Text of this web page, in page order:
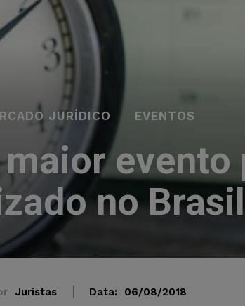
JURÍDICO EVENTOS
no Brasil
Juristas Data: 06/08/2018